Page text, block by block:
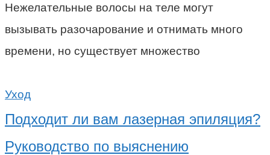
Нежелательные волосы на теле могут
вызывать разочарование и отнимать много
времени, но существует множество
Уход
Подходит ли вам лазерная эпиляция?
Руководство по выяснению